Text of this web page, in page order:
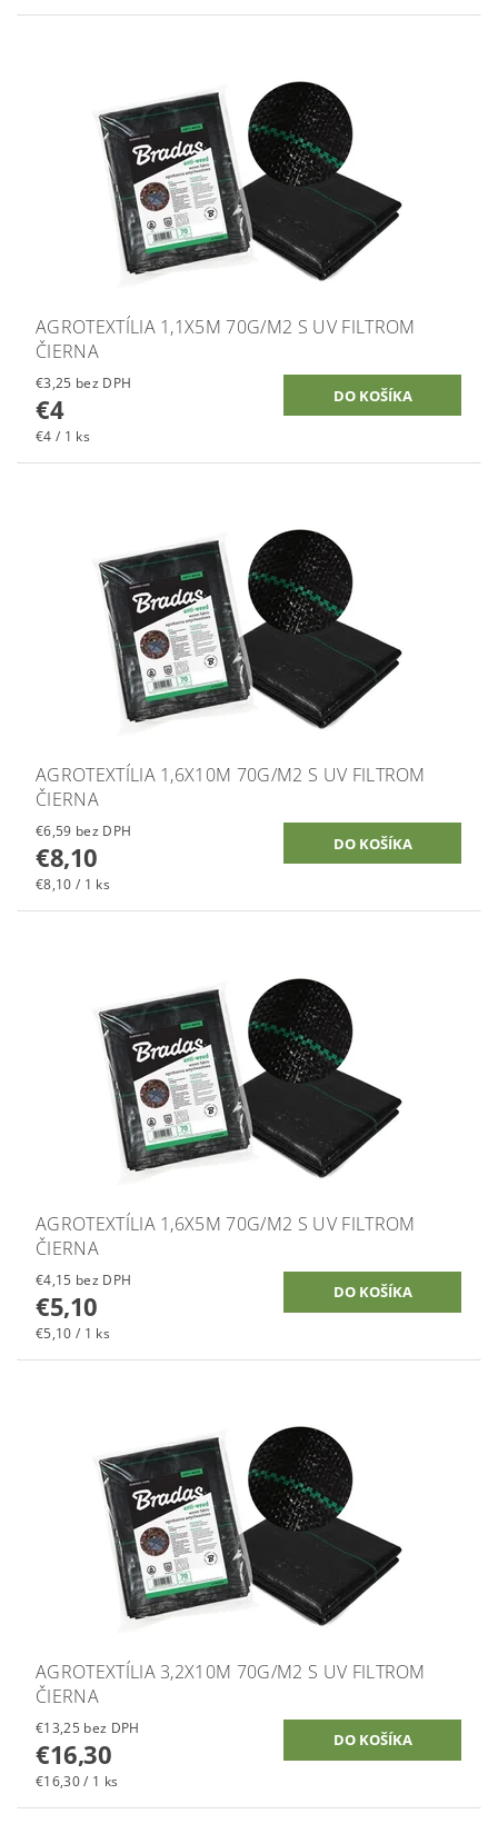
AGROTEXTÍLIA 1,1X5M 70G/M2 S UV FILTROM
ČIERNA
€3,25 bez DPH
€4
€4 / 1 ks
AGROTEXTÍLIA 1,6X10M 70G/M2 S UV FILTROM
ČIERNA
€6,59 bez DPH
€8,10
€8,10 / 1 ks
AGROTEXTÍLIA 1,6X5M 70G/M2 S UV FILTROM
ČIERNA
€4,15 bez DPH
€5,10
€5,10 / 1 ks
AGROTEXTÍLIA 3,2X10M 70G/M2 S UV FILTROM
ČIERNA
€13,25 bez DPH
€16,30
€16,30 / 1 ks